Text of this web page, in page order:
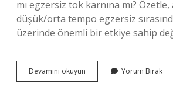
mı egzersiz tok karnına mı?
düşük/orta tempo egzersiz
üzerinde önemli bir etkiye sahip
Devamını okuyun Egzersiz
En
Yorum Bırak